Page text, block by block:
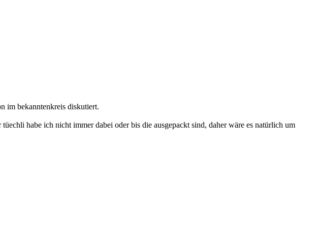
im bekanntenkreis diskutiert.
habe ich nicht immer dabei oder bis die ausgepackt sind, daher wäre es natürlich um